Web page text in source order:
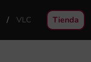
VLC Tienda